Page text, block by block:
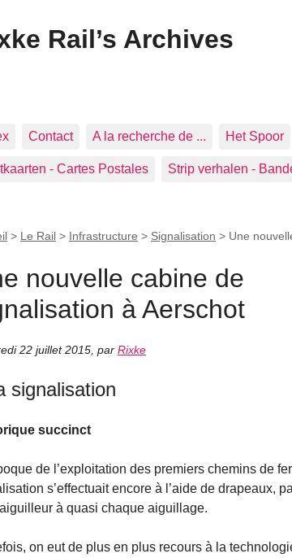
Rail’s Archives
Contact A la recherche de ... Het Spoor
- Cartes Postales Strip verhalen -
> Le Rail > Infrastructure > Signalisation > Une
nouvelle cabine de
à Aerschot
22 juillet 2015 par Rixke
signalisation
succinct
de l’exploitation des premiers chemins de
s’effectuait encore à l’aide de drapeaux,
aiguilleur à quasi chaque aiguillage.
on eut de plus en plus recours à la